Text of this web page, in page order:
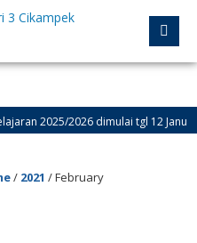
2025/2026 dimulai tgl 12 Januari
3 Cikampek – PROGRESIF
/ 2021 /February